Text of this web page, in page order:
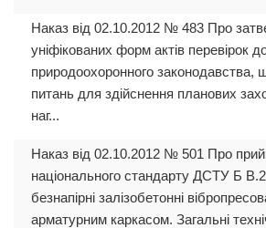
Наказ від 02.10.2012 № 483 Про
уніфікованих форм актів перевірок
природоохоронного законодавства,
питань для здійснення планових
наг...
Наказ від 02.10.2012 № 501 Про
національного стандарту ДСТУ Б
безнапірні залізобетонні
арматурним каркасом. Загальні